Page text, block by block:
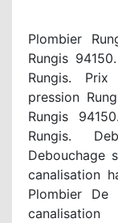
Plombier
Rungis
Rungis. Prix
pression
Rungis
Rungis.
Debouchage
canalisation
Plombier De